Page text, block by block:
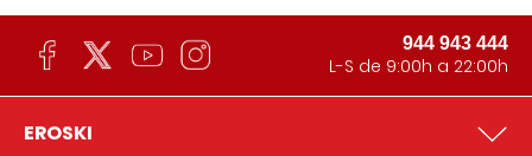
944 943 444
L-S de 9:00h a 22:00h
EROSKI